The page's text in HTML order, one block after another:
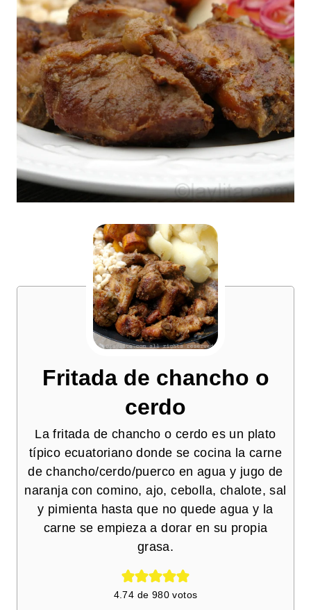
Fritada de chancho o
cerdo
La fritada de chancho o cerdo es un plato
típico ecuatoriano donde se cocina la carne
de chancho/cerdo/puerco en agua y jugo de
naranja con comino, ajo, cebolla, chalote, sal
y pimienta hasta que no quede agua y la
carne se empieza a dorar en su propia
grasa.
4.74 de 980 votos